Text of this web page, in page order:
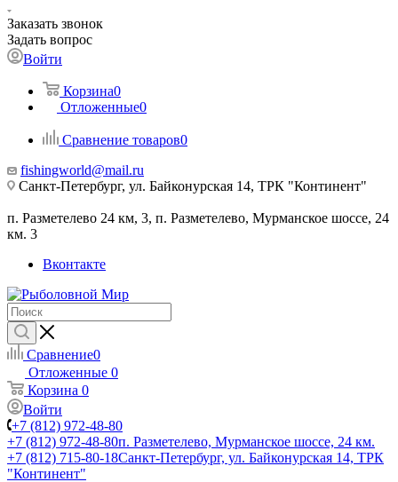
Заказать звонок
Задать вопрос
Войти
Корзина0
Отложенные0
Сравнение товаров0
fishingworld@mail.ru
Санкт-Петербург, ул. Байконурская 14, ТРК "Континент"
п. Разметелево 24 км, 3, п. Разметелево, Мурманское шоссе, 24
км. 3
Вконтакте
Сравнение0
Отложенные 0
Корзина 0
Войти
+7 (812) 972-48-80
+7 (812) 972-48-80п. Разметелево, Мурманское шоссе, 24 км.
+7 (812) 715-80-18Санкт-Петербург, ул. Байконурская 14, ТРК
"Континент"